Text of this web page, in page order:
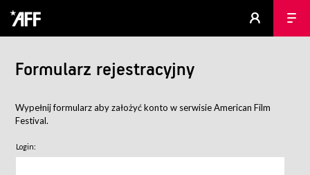
Formularz rejestracyjny
Wypełnij formularz aby założyć konto w serwisie American Film
Festival.
Login: